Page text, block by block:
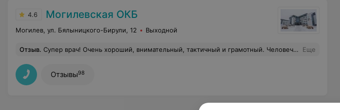
4.6 Могилевская ОКБ
Могилев, ул. Бялыницкого-Бирули, 12 Выходной
Отзыв. Супер врач! Очень хороший, внимательный, тактичный и грамотный. Человечный! Это большая редкость. Прислали к нему на консультацию из другого отделения. Объяснил мне доходчиво что к чему по моей проблеме, впервые за несколько месяцев почувствовала себя спокойно. Еще
Отзывы98